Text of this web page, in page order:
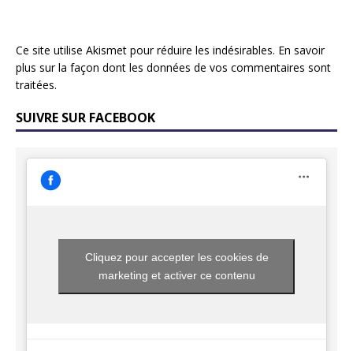
Ce site utilise Akismet pour réduire les indésirables. En savoir
plus sur la façon dont les données de vos commentaires sont
traitées.
SUIVRE SUR FACEBOOK
Cliquez pour accepter les cookies de
marketing et activer ce contenu